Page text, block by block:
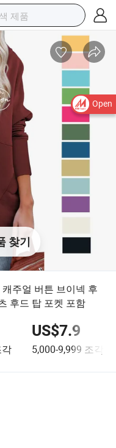
Open
찾기
주얼 버튼 브이넥 후
후드 탑 포켓 포함
US$7.9
5,000-9,999 조각